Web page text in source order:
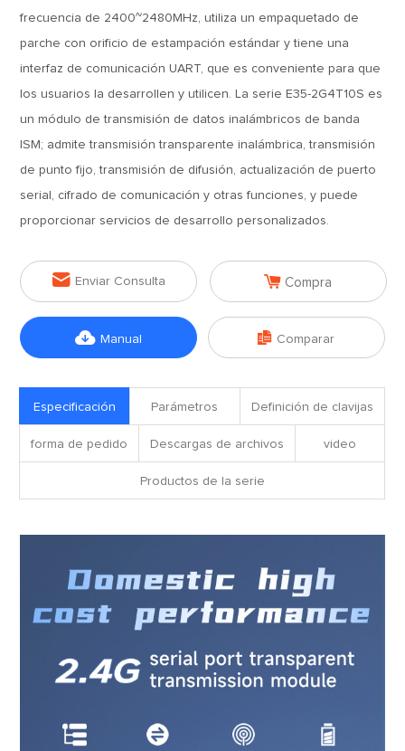
frecuencia de 2400~2480MHz, utiliza un empaquetado de
parche con orificio de estampación estándar y tiene una
interfaz de comunicación UART, que es conveniente para que
los usuarios la desarrollen y utilicen. La serie E35-2G4T10S es
un módulo de transmisión de datos inalámbricos de banda
ISM; admite transmisión transparente inalámbrica, transmisión
de punto fijo, transmisión de difusión, actualización de puerto
serial, cifrado de comunicación y otras funciones, y puede
proporcionar servicios de desarrollo personalizados.
 Enviar Consulta  Compra
 Manual  Comparar
Especificación Parámetros Definición de clavijas
forma de pedido Descargas de archivos video
Productos de la serie